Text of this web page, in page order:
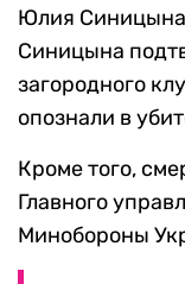
Юлия
Синицына
загородного
опознали в
Кроме того,
Главного
Минобороны